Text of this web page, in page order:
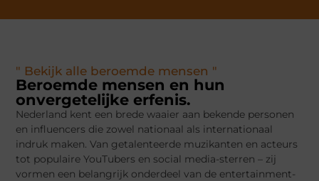
" Bekijk alle beroemde mensen "
Beroemde mensen en hun
onvergetelijke erfenis.
Nederland kent een brede waaier aan bekende personen
en influencers die zowel nationaal als internationaal
indruk maken. Van getalenteerde muzikanten en acteurs
tot populaire YouTubers en social media-sterren – zij
vormen een belangrijk onderdeel van de entertainment-